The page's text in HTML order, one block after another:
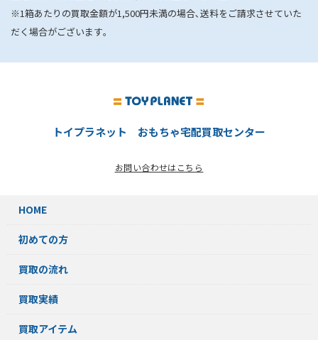
※1箱あたりの買取金額が1,500円未満の場合､送料をご請求させていた
だく場合がございます｡
トイプラネット おもちゃ宅配買取センター
お問い合わせはこちら
HOME
初めての方
買取の流れ
買取実績
買取アイテム